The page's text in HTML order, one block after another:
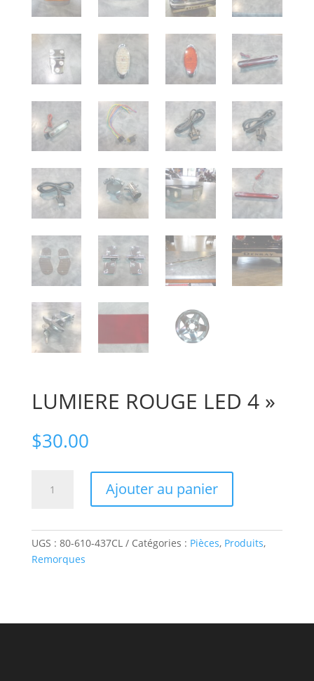
LUMIERE ROUGE LED 4 »
$30.00
LED
4''
Ajouter au panier
UGS : 80-610-437CL Catégories : Pièces, Produits,
Remorques